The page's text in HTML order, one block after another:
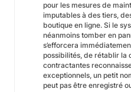
pour les mesures de
imputables à des tiers,
boutique en ligne. Si le
néanmoins tomber en
s’efforcera
possibilités, de rétablir la
contractantes
exceptionnels, un petit
peut pas être enregistré